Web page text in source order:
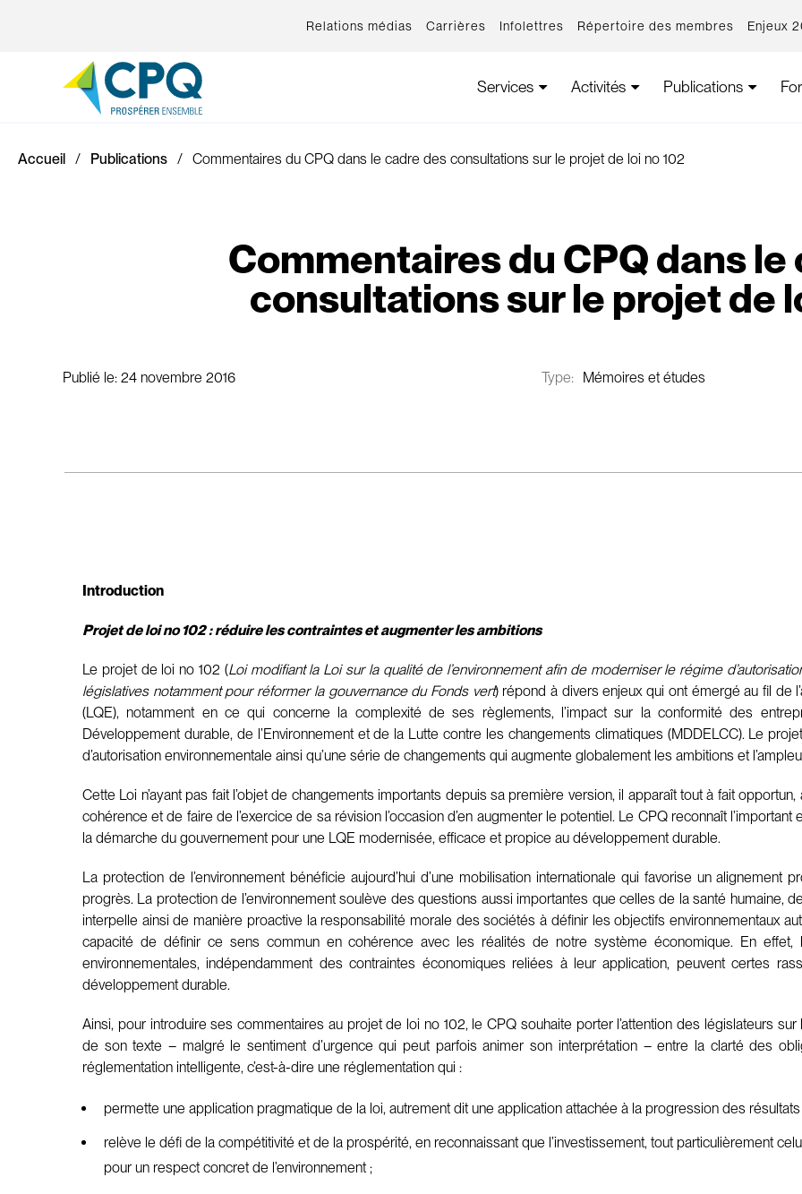
Relations médias Carrières Infolettres Répertoire des membres Enjeux
Services Activités Publications
Accueil Publications Commentaires du CPQ dans le cadre des consultations sur le projet de loi no 102
Commentaires du CPQ dans le
consultations sur le projet de
Publié le: 24 novembre 2016 Type: Mémoires et études
Introduction
Projet de loi no 102 : réduire les contraintes et augmenter les ambitions
Le projet de loi no 102 (Loi modifiant la Loi sur la qualité de l’environnement afin de moderniser le régime
législatives notamment pour réformer la gouvernance du Fonds vert) répond à divers enjeux qui ont émergé au fil de
(LQE), notamment en ce qui concerne la complexité de ses règlements, l’impact sur la conformité des
Développement durable, de l’Environnement et de la Lutte contre les changements climatiques (MDDELCC). Le
d’autorisation environnementale ainsi qu’une série de changements qui augmente globalement les ambitions et
Cette Loi n’ayant pas fait l’objet de changements importants depuis sa première version, il apparaît tout à fait
cohérence et de faire de l’exercice de sa révision l’occasion d’en augmenter le potentiel. Le CPQ reconnaît
la démarche du gouvernement pour une LQE modernisée, efficace et propice au développement durable.
La protection de l’environnement bénéficie aujourd’hui d’une mobilisation internationale qui favorise un
progrès. La protection de l’environnement soulève des questions aussi importantes que celles de la santé humaine,
interpelle ainsi de manière proactive la responsabilité morale des sociétés à définir les objectifs environnementaux
capacité de définir ce sens commun en cohérence avec les réalités de notre système économique. En
environnementales, indépendamment des contraintes économiques reliées à leur application, peuvent certes
développement durable.
Ainsi, pour introduire ses commentaires au projet de loi no 102, le CPQ souhaite porter l’attention des législateurs
de son texte – malgré le sentiment d’urgence qui peut parfois animer son interprétation – entre la clarté des
réglementation intelligente, c’est-à-dire une réglementation qui :
permette une application pragmatique de la loi, autrement dit une application attachée à la progression des
relève le défi de la compétitivité et de la prospérité, en reconnaissant que l’investissement, tout particulièrement
pour un respect concret de l’environnement ;